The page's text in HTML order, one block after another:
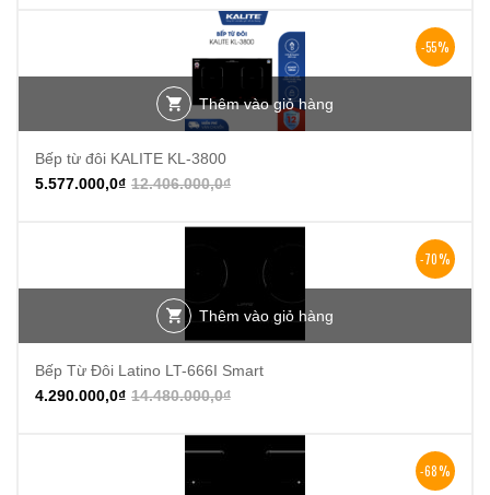
-55%
Thêm vào giỏ hàng
Bếp từ đôi KALITE KL-3800
12.406.000,0₫
5.577.000,0₫
-70%
Thêm vào giỏ hàng
Bếp Từ Đôi Latino LT-666I Smart
14.480.000,0₫
4.290.000,0₫
-68%